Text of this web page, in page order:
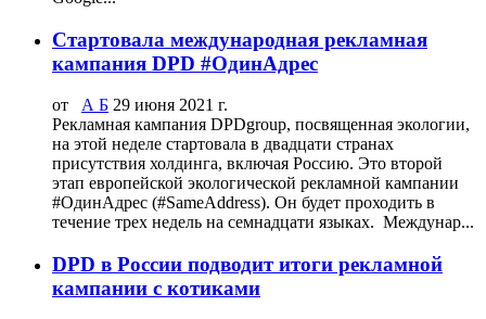
Стартовала международная рекламная
кампания DPD #ОдинАдрес
от А Б 29 июня 2021 г.
Рекламная кампания DPDgroup, посвященная экологии,
на этой неделе стартовала в двадцати странах
присутствия холдинга, включая Россию. Это второй
этап европейской экологической рекламной кампании
#ОдинАдрес (#SameAddress). Он будет проходить в
течение трех недель на семнадцати языках. Междунар...
DPD в России подводит итоги рекламной
кампании с котиками